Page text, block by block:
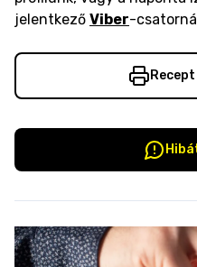
jelentkező Viber-